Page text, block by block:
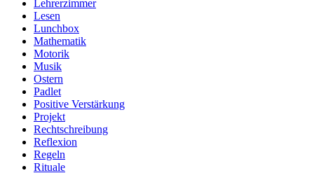
Lehrerzimmer
Lesen
Lunchbox
Mathematik
Motorik
Musik
Ostern
Padlet
Positive Verstärkung
Projekt
Rechtschreibung
Reflexion
Regeln
Rituale